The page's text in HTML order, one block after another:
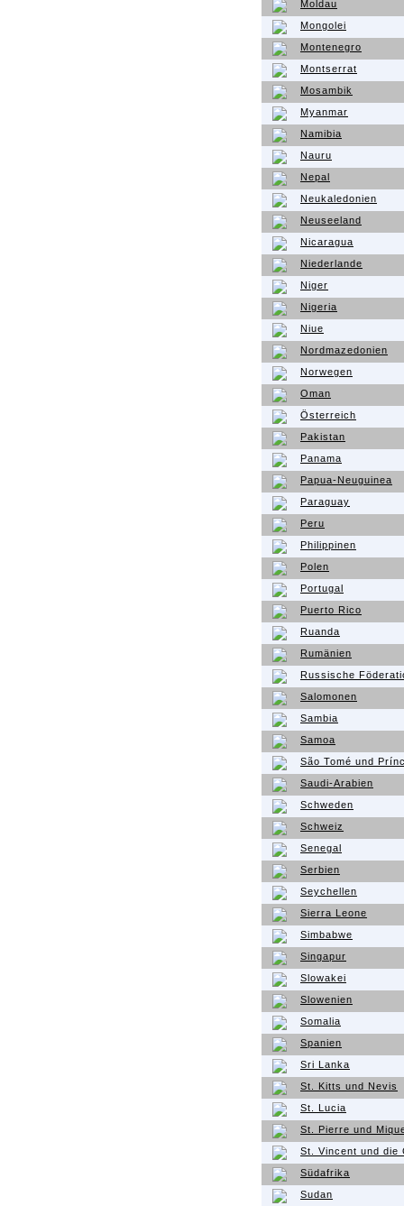
Moldau
Mongolei
Montenegro
Montserrat
Mosambik
Myanmar
Namibia
Nauru
Nepal
Neukaledonien
Neuseeland
Nicaragua
Niederlande
Niger
Nigeria
Niue
Nordmazedonien
Norwegen
Oman
Österreich
Pakistan
Panama
Papua-Neuguinea
Paraguay
Peru
Philippinen
Polen
Portugal
Puerto Rico
Ruanda
Rumänien
Russische
Salomonen
Sambia
Samoa
São Tomé und
Saudi-Arabien
Schweden
Schweiz
Senegal
Serbien
Seychellen
Sierra Leone
Simbabwe
Singapur
Slowakei
Slowenien
Somalia
Spanien
Sri Lanka
St. Kitts und Nevis
St. Lucia
St. Pierre und
St. Vincent und die
Südafrika
Sudan